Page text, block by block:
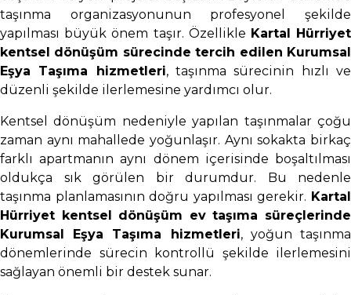
taşınma organizasyonunun profesyonel şekilde
yapılması büyük önem taşır. Özellikle Kartal Hürriyet
kentsel dönüşüm sürecinde tercih edilen Kurumsal
Eşya Taşıma hizmetleri, taşınma sürecinin hızlı ve
düzenli şekilde ilerlemesine yardımcı olur.
Kentsel dönüşüm nedeniyle yapılan taşınmalar çoğu
zaman aynı mahallede yoğunlaşır. Aynı sokakta birkaç
farklı apartmanın aynı dönem içerisinde boşaltılması
oldukça sık görülen bir durumdur. Bu nedenle
taşınma planlamasının doğru yapılması gerekir. Kartal
Hürriyet kentsel dönüşüm ev taşıma süreçlerinde
Kurumsal Eşya Taşıma hizmetleri, yoğun taşınma
dönemlerinde sürecin kontrollü şekilde ilerlemesini
sağlayan önemli bir destek sunar.